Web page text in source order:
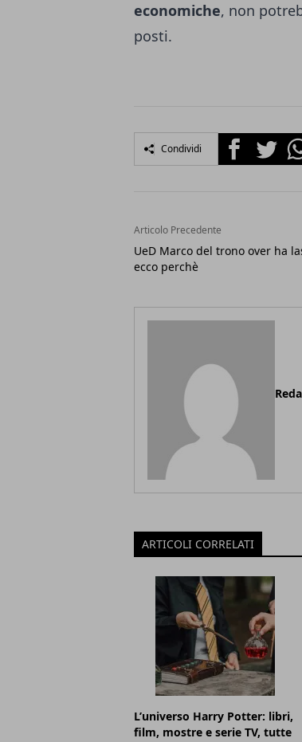
economiche, non
posti.
Condividi FacebookTwitter
Articolo Precedente
UeD Marco del trono over ha
ecco perchè
ARTICOLI CORRELATI
L’universo Harry Potter: libri,
film, mostre e serie TV, tutte